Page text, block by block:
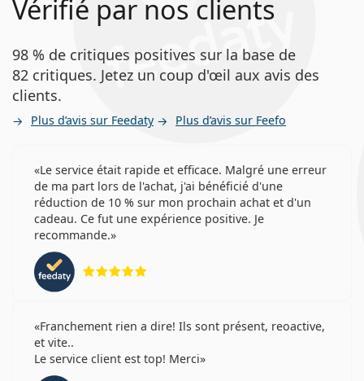
Vérifié par nos clients
98 % de critiques positives sur la base de
82 critiques. Jetez un coup d'œil aux avis des
clients.
Plus d’avis sur Feedaty Plus d’avis sur Feefo
Le service était rapide et efficace. Malgré une erreur
de ma part lors de l'achat, j'ai bénéficié d'une
réduction de 10 % sur mon prochain achat et d'un
cadeau. Ce fut une expérience positive. Je
recommande.
Franchement rien a dire! Ils sont présent, reoactive,
et vite..
Le service client est top! Merci